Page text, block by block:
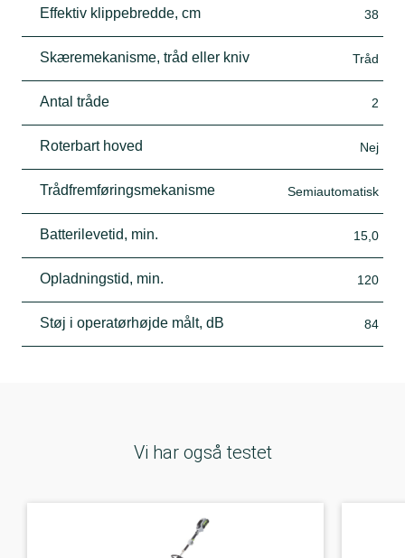
Effektiv klippebredde, cm 38
Skæremekanisme, tråd eller kniv Tråd
Antal tråde 2
Roterbart hoved Nej
Trådfremføringsmekanisme Semiautomatisk
Batterilevetid, min. 15,0
Opladningstid, min. 120
Støj i operatørhøjde målt, dB 84
Vi har også testet